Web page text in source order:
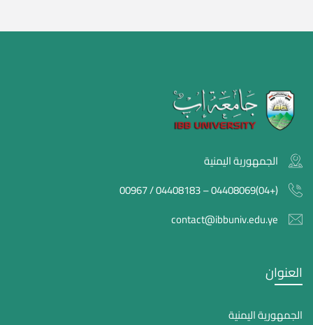
الجمهورية اليمنية
(+04)04408069 – 04408183 / 00967
contact@ibbuniv.edu.ye
العنوان
الجمهورية اليمنية